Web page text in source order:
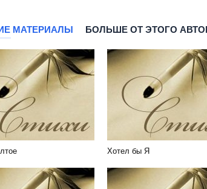
МАТЕРИАЛЫ БОЛЬШЕ ОТ ЭТОГО
Хотел бы Я